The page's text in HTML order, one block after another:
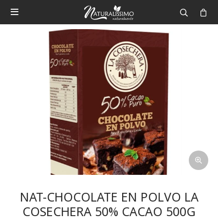

NAT-CHOCOLATE EN POLVO LA
COSECHERA 50% CACAO 500G